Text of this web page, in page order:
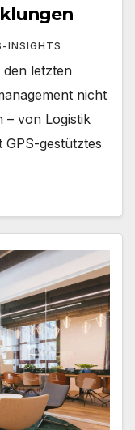
INSIGHTS
den letzten
nicht
– von Logistik
gestütztes